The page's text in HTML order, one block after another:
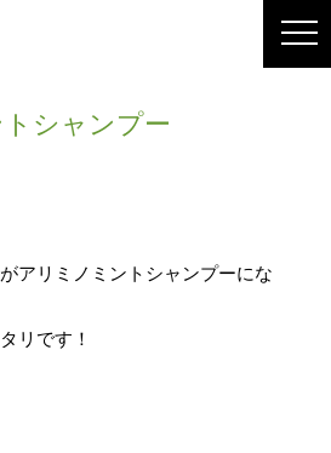
トシャンプー
アリミノミントシャンプーにな
リです！